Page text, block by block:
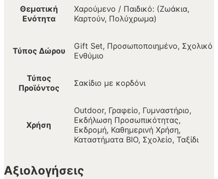
Θεματική
Ενότητα
Χαρούμενο / Παιδικό: (Ζωάκια,
Καρτούν, Πολύχρωμα)
Τύπος Δώρου
Gift Set, Προσωποποιημένο, Σχολικό
Ενθύμιο
Τύπος
Προϊόντος
Σακίδιο με κορδόνι
Χρήση
Outdoor, Γραφείο, Γυμναστήριο,
Εκδήλωση Προσωπικότητας,
Εκδρομή, Καθημερινή Χρήση,
Καταστήματα BIO, Σχολείο, Ταξίδι
Αξιολογήσεις